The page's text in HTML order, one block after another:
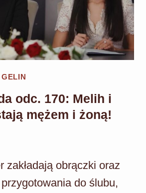
odc. 170: Melih i
mężem i żoną!
zakładają obrączki oraz
do ślubu,